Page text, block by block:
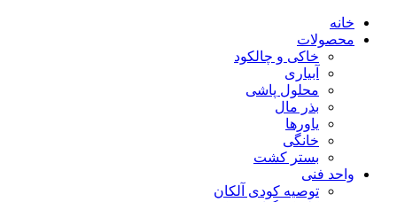
خانه
محصولات
خاکی و چالکود
آبیاری
محلول پاشی
بذر مال
یاورها
خانگی
بستر کشت
واحد فنی
توصیه کودی آلکان